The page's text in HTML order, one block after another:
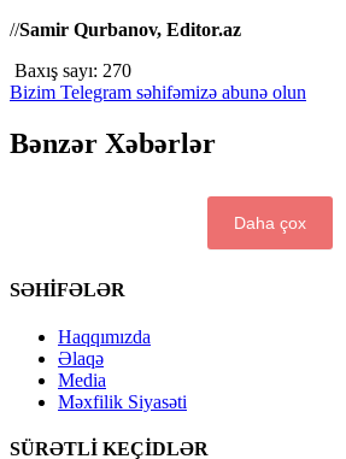
//Samir Qurbanov, Editor.az
Baxış sayı: 270
Bizim Telegram səhifəmizə abunə olun
Bənzər Xəbərlər
Daha çox
SƏHİFƏLƏR
Haqqımızda
Əlaqə
Media
Məxfilik Siyasəti
SÜRƏTLİ KEÇİDLƏR